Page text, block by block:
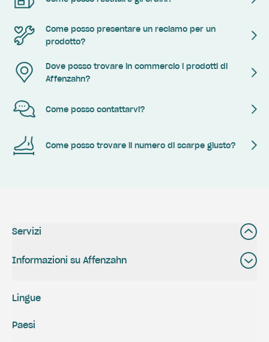
Come posso presentare un reclamo per un
prodotto?
Dove posso trovare in commercio i prodotti di
Affenzahn?
Come posso contattarvi?
Come posso trovare il numero di scarpe giusto?
Servizi
Informazioni su Affenzahn
Lingue
Paesi